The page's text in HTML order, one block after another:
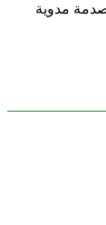
مدوية